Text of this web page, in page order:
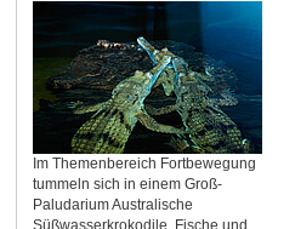
Im Themenbereich Fortbewegung
tummeln sich in einem Groß-
Paludarium Australische
Süßwasserkrokodile, Fische und